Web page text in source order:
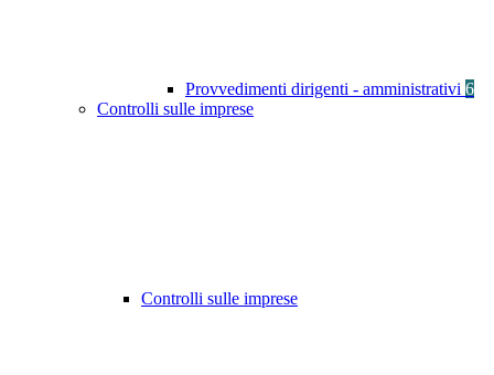
Provvedimenti dirigenti - amministrativi 6
Controlli sulle imprese
Controlli sulle imprese